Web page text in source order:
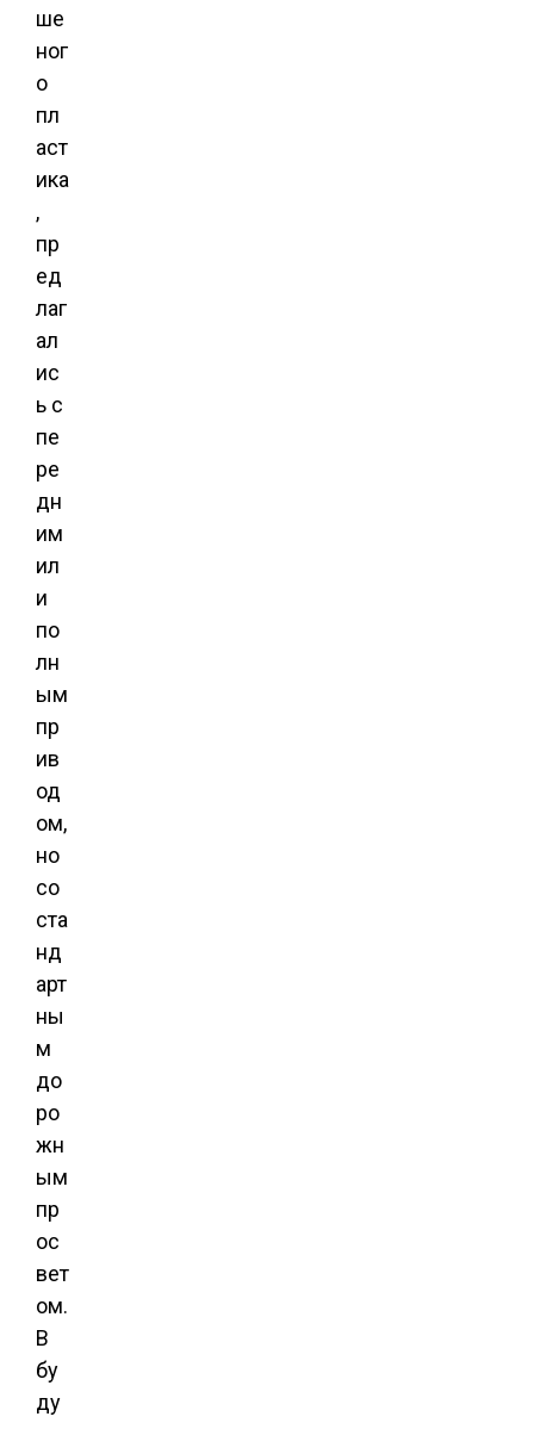
ше
ног
о
пл
аст
ика
,
пр
ед
лаг
ал
ис
ь с
пе
ре
дн
им
ил
и
по
лн
ым
пр
ив
од
ом,
но
со
ста
нд
арт
ны
м
до
ро
жн
ым
пр
ос
вет
ом.
В
бу
ду